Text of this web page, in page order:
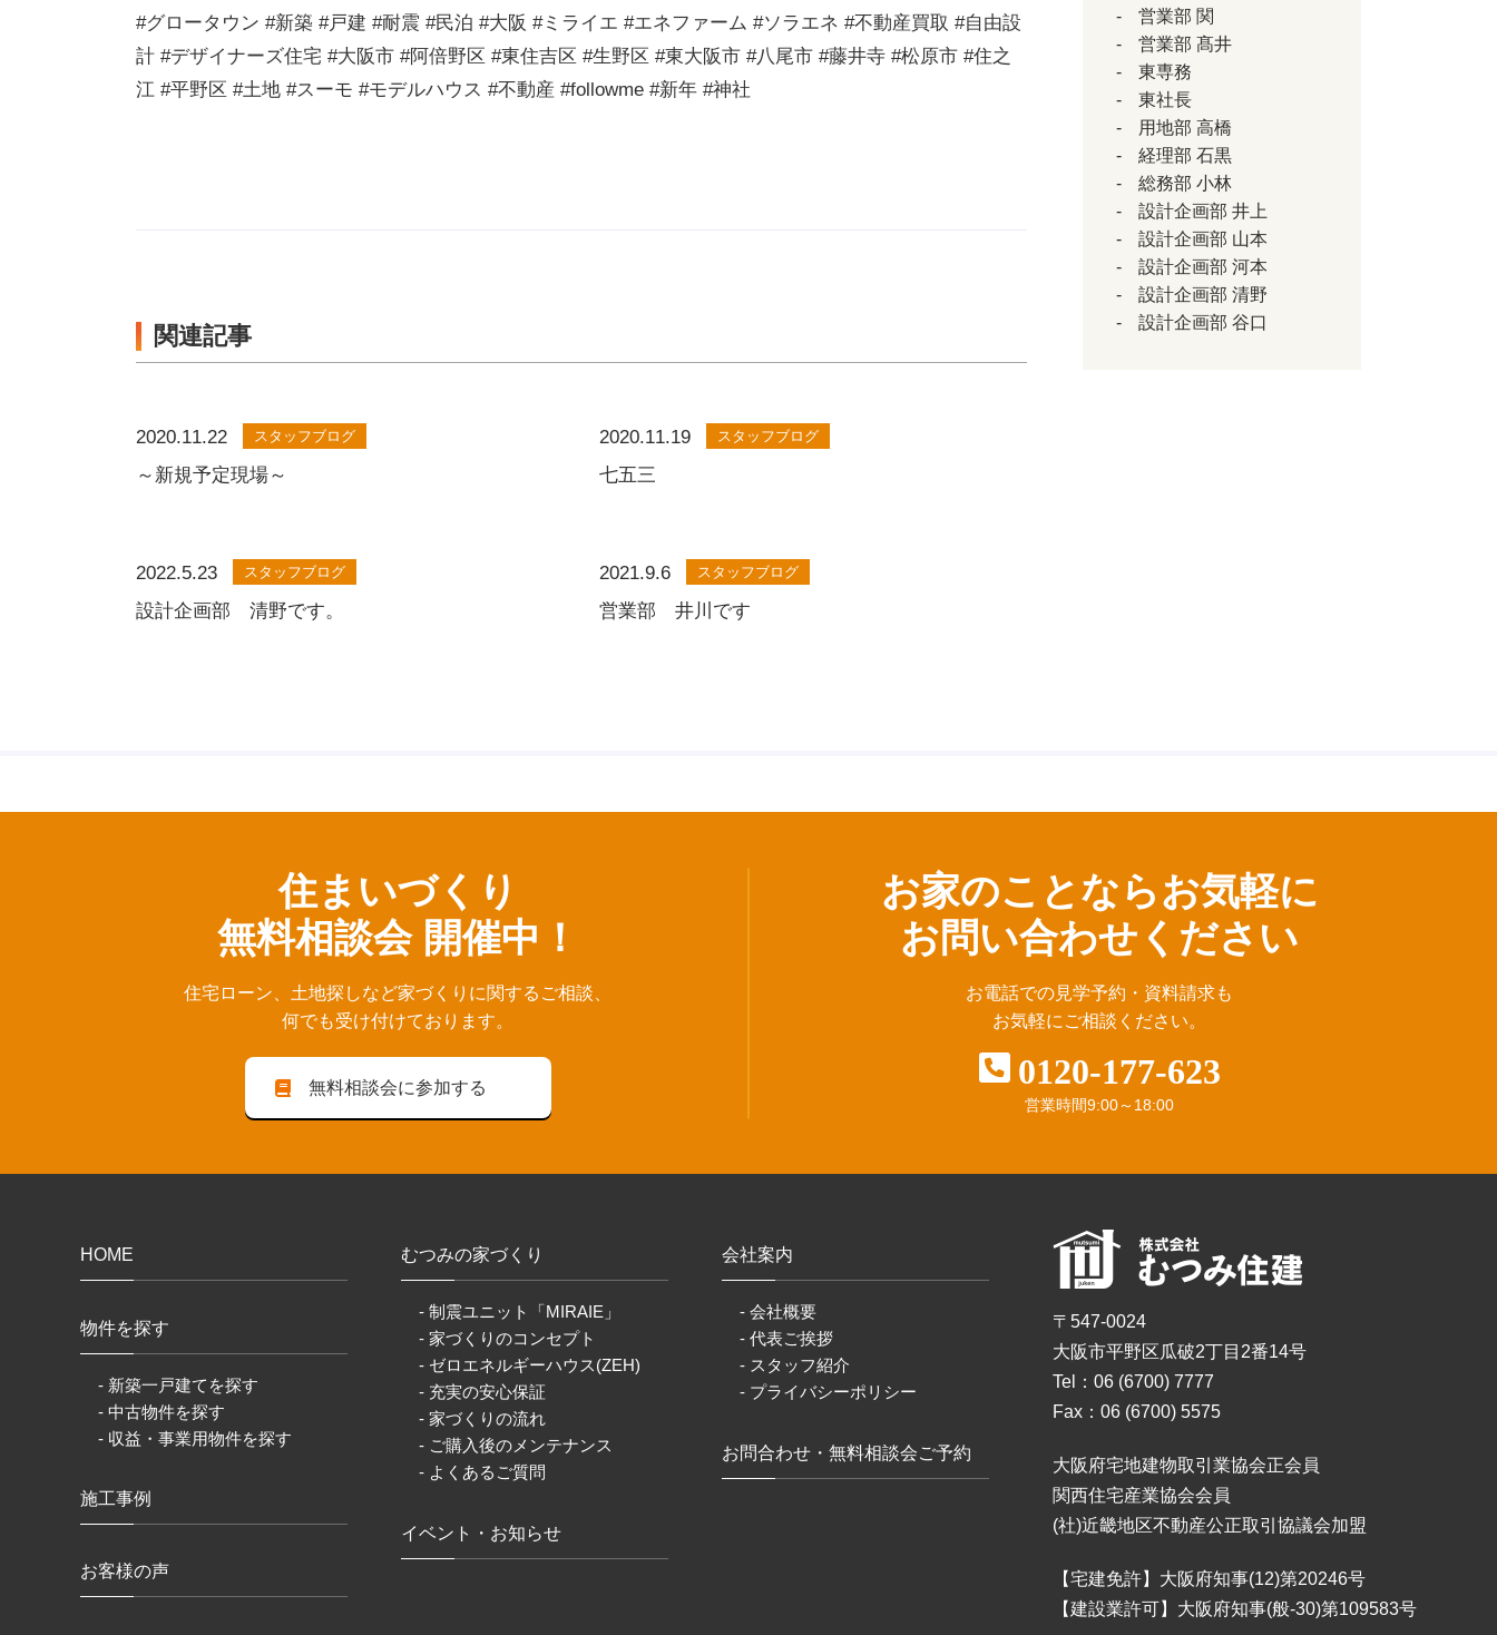
#グロータウン #新築 #戸建 #耐震 #民泊 #大阪 #ミライエ #エネファーム #ソラエネ #不動産買取 #自由設
計 #デザイナーズ住宅 #大阪市 #阿倍野区 #東住吉区 #生野区 #東大阪市 #八尾市 #藤井寺 #松原市 #住之
江 #平野区 #土地 #スーモ #モデルハウス #不動産 #followme #新年 #神社
関連記事
2020.11.22 スタッフブログ
～新規予定現場～
2020.11.19 スタッフブログ
七五三
2022.5.23 スタッフブログ
設計企画部 清野です。
2021.9.6 スタッフブログ
営業部 井川です
営業部 関
営業部 髙井
東専務
東社長
用地部 高橋
経理部 石黒
総務部 小林
設計企画部 井上
設計企画部 山本
設計企画部 河本
設計企画部 清野
設計企画部 谷口
住まいづくり
無料相談会 開催中！
住宅ローン、⼟地探しなど家づくりに関するご相談、
何でも受け付けております。
無料相談会に参加する
お家のことならお気軽に
お問い合わせください
お電話での見学予約・資料請求も
お気軽にご相談ください。
0120-177-623
営業時間9:00～18:00
HOME
物件を探す
- 新築一戸建てを探す
- 中古物件を探す
- 収益・事業用物件を探す
施工事例
お客様の声
むつみの家づくり
- 制震ユニット「MIRAIE」
- 家づくりのコンセプト
- ゼロエネルギーハウス(ZEH)
- 充実の安心保証
- 家づくりの流れ
- ご購入後のメンテナンス
- よくあるご質問
イベント・お知らせ
会社案内
- 会社概要
- 代表ご挨拶
- スタッフ紹介
- プライバシーポリシー
お問合わせ・無料相談会ご予約
〒547-0024
大阪市平野区瓜破2丁目2番14号
Tel：06 (6700) 7777
Fax：06 (6700) 5575
大阪府宅地建物取引業協会正会員
関西住宅産業協会会員
(社)近畿地区不動産公正取引協議会加盟
【宅建免許】大阪府知事(12)第20246号
【建設業許可】大阪府知事(般-30)第109583号